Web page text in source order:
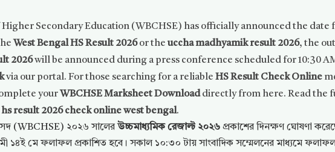
Secondary Education (WBCHSE) has officially announced the date
West Bengal HS Result 2026or theuccha madhyamik result 2026, the
2026will be announced during a press conference scheduled for 10:30
via our portal. For those searching for a reliableHS Result Check Online
your WBCHSE Marksheet Downloaddirectly from here. Read the
hs result 2026 check online west bengal.
(WBCHSE) ২০২৬ সালেরউচ্চমাধ্যমিক রেজাল্ট ২০২৬ প্রকাশের দিনক্ষণ ঘোষণা
১৪ই মে ফলাফল প্রকাশিত হবে। সকাল ১০:৩০ টায় সাংবাদিক সম্মেলনের মাধ্যমে ফলাফল